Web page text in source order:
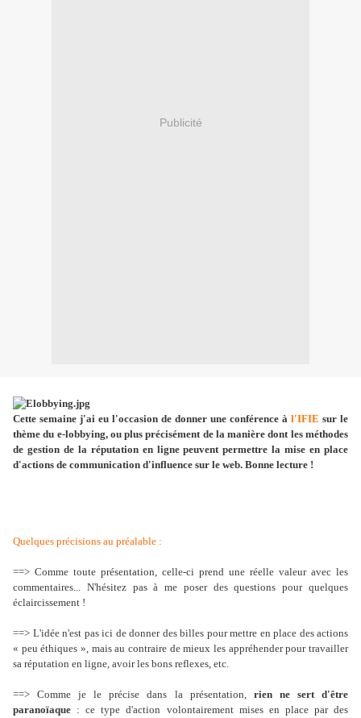
Publicité
Cette semaine j'ai eu l'occasion de donner une conférence à l'IFIE sur le
thème du e-lobbying, ou plus précisément de la manière dont les méthodes
de gestion de la réputation en ligne peuvent permettre la mise en place
d'actions de communication d'influence sur le web. Bonne lecture !
Quelques précisions au préalable :
==> Comme toute présentation, celle-ci prend une réelle valeur avec les
commentaires... N'hésitez pas à me poser des questions pour quelques
éclaircissement !
==> L'idée n'est pas ici de donner des billes pour mettre en place des actions
« peu éthiques », mais au contraire de mieux les appréhender pour travailler
sa réputation en ligne, avoir les bons reflexes, etc.
==> Comme je le précise dans la présentation, rien ne sert d'être
paranoïaque : ce type d'action volontairement mises en place par des